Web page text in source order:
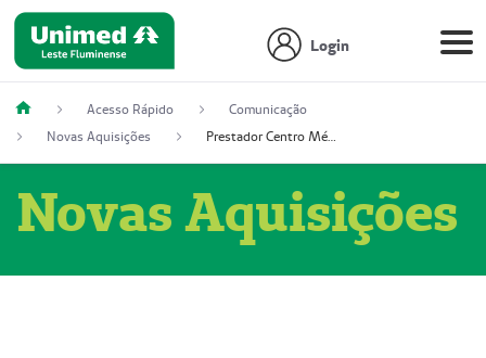
Login
Acesso Rápido
Comunicação
Novas Aquisições
Prestador Centro Médico Vitória Ltda, 51004350-4: Centro Médico Vitória Ltda (Nome Fantasia: Policlínica Master)
Novas Aquisições